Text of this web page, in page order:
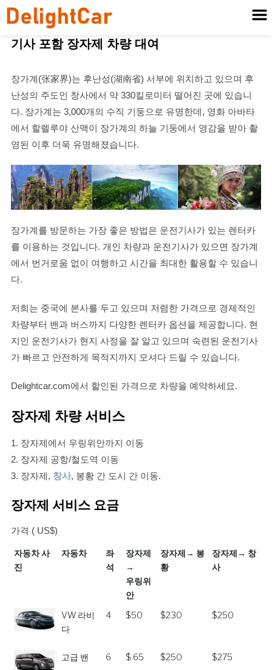
기사 포함 장자제 차량 대여
장가계(张家界)는 후난성(湖南省) 서부에 위치하고 있으며 후
난성의 주도인 창사에서 약 330킬로미터 떨어진 곳에 있습니
다. 장가계는 3,000개의 수직 기둥으로 유명한데, 영화 아바타
에서 할렐루야 산맥이 장가계의 하늘 기둥에서 영감을 받아 촬
영된 이후 더욱 유명해졌습니다.
장가계를 방문하는 가장 좋은 방법은 운전기사가 있는 렌터카
를 이용하는 것입니다. 개인 차량과 운전기사가 있으면 장가계
에서 번거로움 없이 여행하고 시간을 최대한 활용할 수 있습니
다.
저희는 중국에 본사를 두고 있으며 저렴한 가격으로 경제적인
차량부터 밴과 버스까지 다양한 렌터카 옵션을 제공합니다. 현
지인 운전기사가 현지 사정을 잘 알고 있으며 숙련된 운전기사
가 빠르고 안전하게 목적지까지 모셔다 드릴 수 있습니다.
Delightcar.com에서 할인된 가격으로 차량을 예약하세요.
장자제 차량 서비스
1. 장자제에서 우링위안까지 이동
2. 장자제 공항/철도역 이동
3. 장자제, 창사, 봉황 간 도시 간 이동.
장자제 서비스 요금
가격 ( US$)
자동차 사
진
자동차
좌
석
장자제
→
우링위
안
장자제→ 봉
황
장자제→ 창
사
자동차 사
진
자동차
좌
장자제
안
장자제→ 봉
장자제→ 창
VW 라비
다
4 $50 $230 $250
고급 밴 6 $ 65 $250 $275